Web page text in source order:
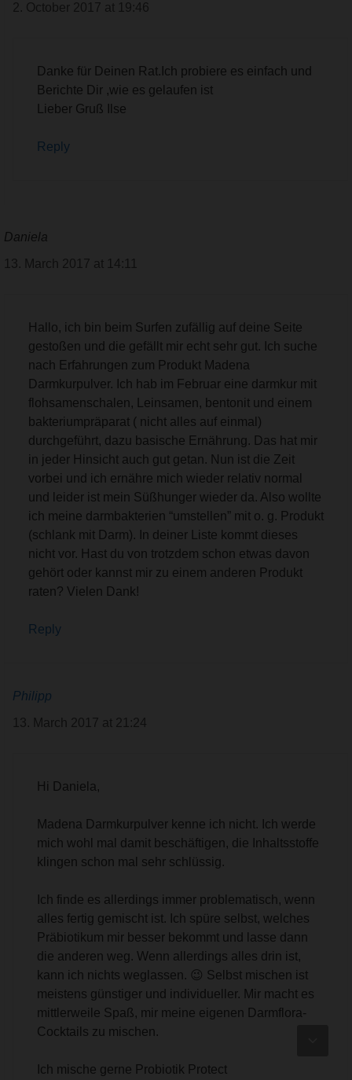
2. October 2017 at 19:46
Danke für Deinen Rat.Ich probiere es einfach und
Berichte Dir ,wie es gelaufen ist
Lieber Gruß Ilse
Reply
Daniela
13. March 2017 at 14:11
Hallo, ich bin beim Surfen zufällig auf deine Seite
gestoßen und die gefällt mir echt sehr gut. Ich suche
nach Erfahrungen zum Produkt Madena
Darmkurpulver. Ich hab im Februar eine darmkur mit
flohsamenschalen, Leinsamen, bentonit und einem
bakteriumpräparat ( nicht alles auf einmal)
durchgeführt, dazu basische Ernährung. Das hat mir
in jeder Hinsicht auch gut getan. Nun ist die Zeit
vorbei und ich ernähre mich wieder relativ normal
und leider ist mein Süßhunger wieder da. Also wollte
ich meine darmbakterien “umstellen” mit o. g. Produkt
(schlank mit Darm). In deiner Liste kommt dieses
nicht vor. Hast du von trotzdem schon etwas davon
gehört oder kannst mir zu einem anderen Produkt
raten? Vielen Dank!
Reply
Philipp
13. March 2017 at 21:24
Hi Daniela,
Madena Darmkurpulver kenne ich nicht. Ich werde
mich wohl mal damit beschäftigen, die Inhaltsstoffe
klingen schon mal sehr schlüssig.
Ich finde es allerdings immer problematisch, wenn
alles fertig gemischt ist. Ich spüre selbst, welches
Präbiotikum mir besser bekommt und lasse dann
die anderen weg. Wenn allerdings alles drin ist,
kann ich nichts weglassen. 😉 Selbst mischen ist
meistens günstiger und individueller. Mir macht es
mittlerweile Spaß, mir meine eigenen Darmflora-
Cocktails zu mischen.
Ich mische gerne Probiotik Protect